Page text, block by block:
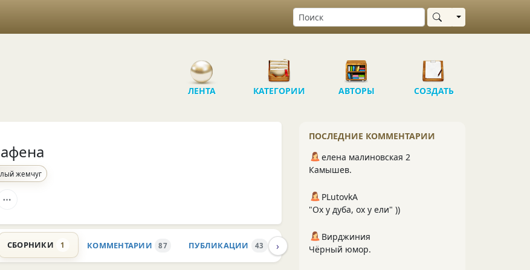
Выбрать область
ЛЕНТА КАТЕГОРИИ АВТОРЫ СОЗДАТЬ
жемчуг
СБОРНИКИ 1 КОММЕНТАРИИ 87 ПУБЛИКАЦИИ 43 ПОДПИСЧИКИ 1
›
ПОСЛЕДНИЕ КОММЕНТАРИИ
елена малиновская 2
Камышев.
PLutоvkА
"Ох у дуба, ох у ели" ))
Вирджиния
Чёрный юмор.